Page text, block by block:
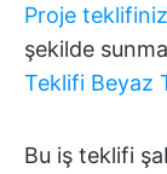
Proje
şekilde
Teklifi Beyaz
Bu iş teklifi